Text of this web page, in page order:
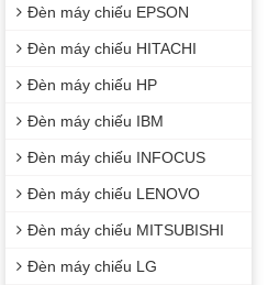
Đèn máy chiếu EPSON
Đèn máy chiếu HITACHI
Đèn máy chiếu HP
Đèn máy chiếu IBM
Đèn máy chiếu INFOCUS
Đèn máy chiếu LENOVO
Đèn máy chiếu MITSUBISHI
Đèn máy chiếu LG